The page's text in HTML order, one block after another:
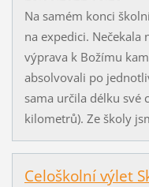
Na samém konci
na expedici. Nečekala
výprava k Božímu
absolvovali po
sama určila délku své
kilometrů). Ze školy
Celoškolní výlet